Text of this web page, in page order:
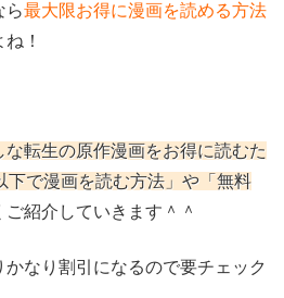
ら最大限お得に漫画を読める方法
！
な転生の原作漫画をお得に読むた
下で漫画を読む方法」や「無料
ご紹介していきます＾＾
なり割引になるので要チェック